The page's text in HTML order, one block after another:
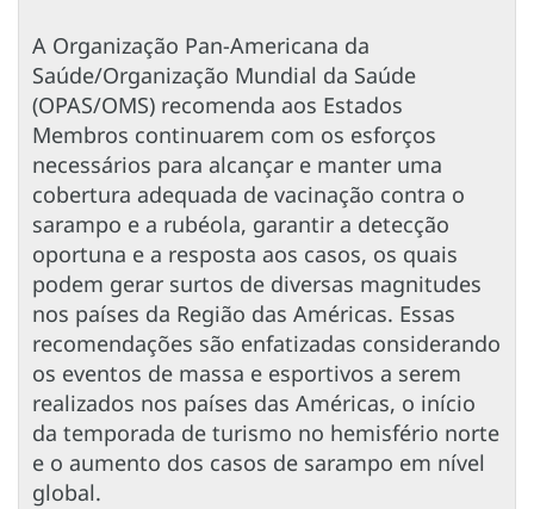
A Organização Pan-Americana da
Saúde/Organização Mundial da Saúde
(OPAS/OMS) recomenda aos Estados
Membros continuarem com os esforços
necessários para alcançar e manter uma
cobertura adequada de vacinação contra o
sarampo e a rubéola, garantir a detecção
oportuna e a resposta aos casos, os quais
podem gerar surtos de diversas magnitudes
nos países da Região das Américas. Essas
recomendações são enfatizadas considerando
os eventos de massa e esportivos a serem
realizados nos países das Américas, o início
da temporada de turismo no hemisfério norte
e o aumento dos casos de sarampo em nível
global.